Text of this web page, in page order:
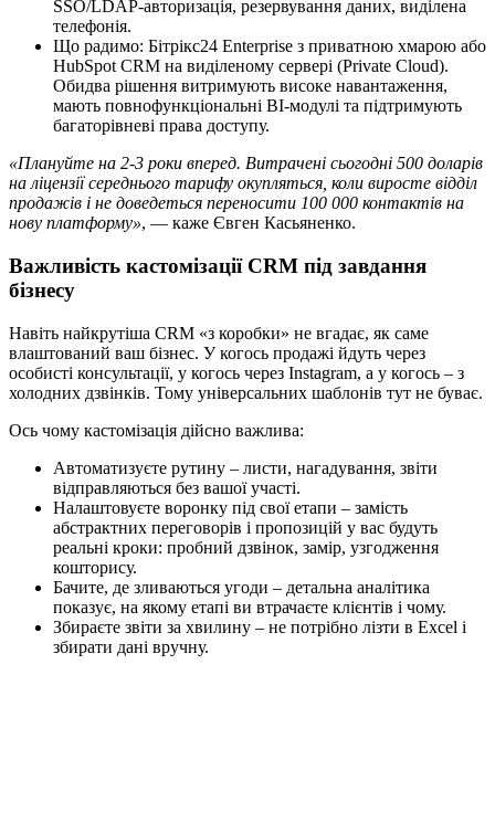
SSO/LDAP-авторизація, резервування даних, виділена
телефонія.
Що радимо: Бітрікс24 Enterprise з приватною хмарою або
HubSpot CRM на виділеному сервері (Private Cloud).
Обидва рішення витримують високе навантаження,
мають повнофункціональні BI-модулі та підтримують
багаторівневі права доступу.
«Плануйте на 2-3 роки вперед. Витрачені сьогодні 500 доларів
на ліцензії середнього тарифу окупляться, коли виросте відділ
продажів і не доведеться переносити 100 000 контактів на
нову платформу», — каже Євген Касьяненко.
Важливість кастомізації CRM під завдання
бізнесу
Навіть найкрутіша CRM «з коробки» не вгадає, як саме
влаштований ваш бізнес. У когось продажі йдуть через
особисті консультації, у когось через Instagram, а у когось – з
холодних дзвінків. Тому універсальних шаблонів тут не буває.
Ось чому кастомізація дійсно важлива:
Автоматизуєте рутину – листи, нагадування, звіти
відправляються без вашої участі.
Налаштовуєте воронку під свої етапи – замість
абстрактних переговорів і пропозицій у вас будуть
реальні кроки: пробний дзвінок, замір, узгодження
кошторису.
Бачите, де зливаються угоди – детальна аналітика
показує, на якому етапі ви втрачаєте клієнтів і чому.
Збираєте звіти за хвилину – не потрібно лізти в Excel і
збирати дані вручну.